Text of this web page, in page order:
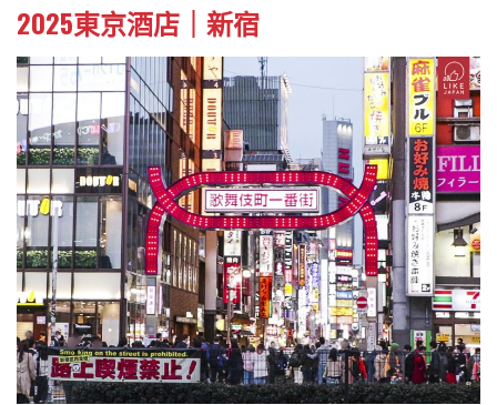
2025東京酒店｜新宿